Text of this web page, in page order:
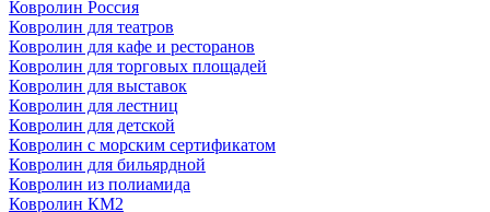
Ковролин Россия
Ковролин для театров
Ковролин для кафе и ресторанов
Ковролин для торговых площадей
Ковролин для выставок
Ковролин для лестниц
Ковролин для детской
Ковролин с морским сертификатом
Ковролин для бильярдной
Ковролин из полиамида
Ковролин КМ2